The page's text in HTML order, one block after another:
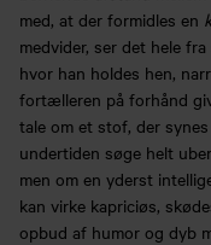
med, at der formidles en
medvider, ser det hele
hvor han holdes hen,
fortælleren på forhånd
tale om et stof, der
undertiden søge helt
men om en yderst
kan virke kapriciøs,
opbud af humor og dyb